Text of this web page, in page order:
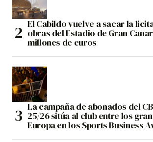
El Cabildo vuelve a sacar la
obras del Estadio de Gran
millones de euros
La campaña de abonados del
25/26 sitúa al club entre los
Europa en los Sports Business